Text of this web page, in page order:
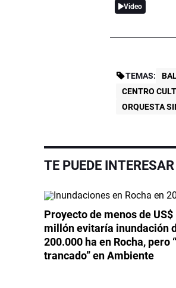
Video
TEMAS:
CENTRO
ORQUESTA
TE PUEDE INTERESAR
Proyecto de menos de US$
millón evitaría inundación
200.000 ha en Rocha, pero
trancado” en Ambiente